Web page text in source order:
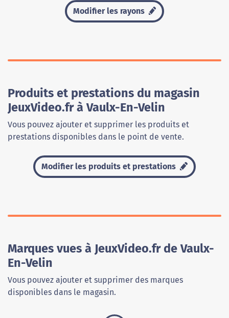
Modifier les rayons
Produits et prestations du magasin
JeuxVideo.fr à Vaulx-En-Velin
Vous pouvez ajouter et supprimer les produits et
prestations disponibles dans le point de vente.
Modifier les produits et prestations
Marques vues à JeuxVideo.fr de Vaulx-
En-Velin
Vous pouvez ajouter et supprimer des marques
disponibles dans le magasin.